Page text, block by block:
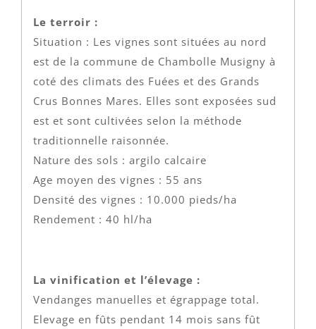
Le terroir :
Situation : Les vignes sont situées au nord
est de la commune de Chambolle Musigny à
coté des climats des Fuées et des Grands
Crus Bonnes Mares. Elles sont exposées sud
est et sont cultivées selon la méthode
traditionnelle raisonnée.
Nature des sols : argilo calcaire
Age moyen des vignes : 55 ans
Densité des vignes : 10.000 pieds/ha
Rendement : 40 hl/ha
La vinification et l’élevage :
Vendanges manuelles et égrappage total.
Elevage en fûts pendant 14 mois sans fût